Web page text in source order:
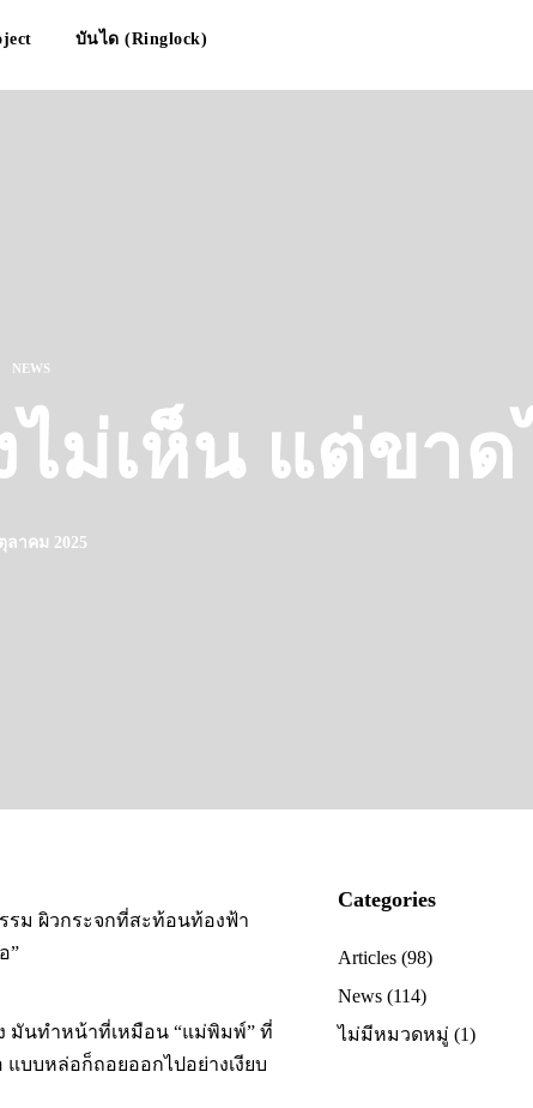
บันได (Ringlock)
NEWS
ไม่เห็น แต่ขา
ลาคม 2025
รม ผิวกระจกที่สะท้อนท้องฟ้า
”
มันทำหน้าที่เหมือน “แม่พิมพ์” ที่
บบหล่อก็ถอยออกไปอย่างเงียบ
Categories
Articles (98)
News (114)
ไม่มีหมวดหมู่ (1)